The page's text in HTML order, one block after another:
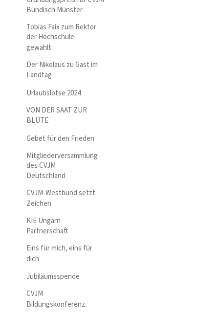
Bündisch Münster
Tobias Faix zum Rektor
der Hochschule
gewählt
Der Nikolaus zu Gast im
Landtag
Urlaubslotse 2024
VON DER SAAT ZUR
BLÜTE
Gebet für den Frieden
Mitgliederversammlung
des CVJM
Deutschland
CVJM-Westbund setzt
Zeichen
KIE Ungarn
Partnerschaft
Eins für mich, eins für
dich
Jubiläumsspende
CVJM
Bildungskonferenz